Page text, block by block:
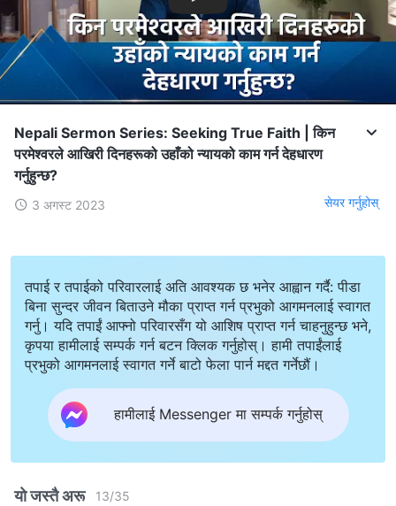
Nepali Sermon Series: Seeking True Faith | किन
परमेश्‍वरले आखिरी दिनहरूको उहाँको न्यायको काम गर्न देहधारण
गर्नुहुन्छ?
3 अगस्ट 2023 सेयर गर्नुहोस्
तपाई र तपाईको परिवारलाई अति आवश्यक छ भनेर आह्वान गर्दै: पीडा
बिना सुन्दर जीवन बिताउने मौका प्राप्त गर्न प्रभुको आगमनलाई स्वागत
गर्नु। यदि तपाईं आफ्नो परिवारसँग यो आशिष प्राप्त गर्न चाहनुहुन्छ भने,
कृपया हामीलाई सम्पर्क गर्न बटन क्लिक गर्नुहोस्। हामी तपाईंलाई
प्रभुको आगमनलाई स्वागत गर्ने बाटो फेला पार्न मद्दत गर्नेछौं।
हामीलाई Messenger मा सम्पर्क गर्नुहोस्
यो जस्तै अरू 13/35